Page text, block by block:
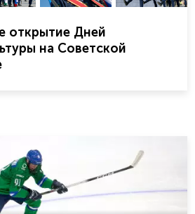
открытие Дней
на Советской